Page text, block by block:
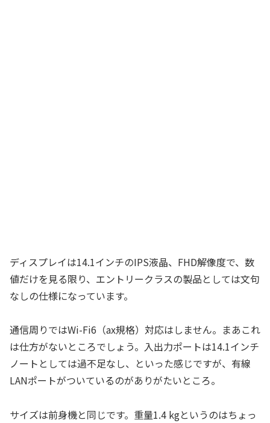
ディスプレイは14.1インチのIPS液晶、FHD解像度で、数
値だけを見る限り、エントリークラスの製品としては文句
なしの仕様になっています。
通信周りではWi-Fi6（ax規格）対応はしません。まあこれ
は仕方がないところでしょう。入出力ポートは14.1インチ
ノートとしては過不足なし、といった感じですが、有線
LANポートがついているのがありがたいところ。
サイズは前身機と同じです。重量1.4 kgというのはちょっ